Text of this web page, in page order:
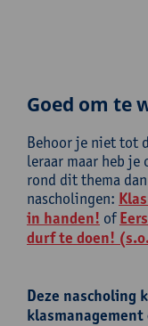
Goed om te
Behoor je niet tot
leraar maar heb je
rond dit thema
nascholingen:
in handen! of
durf te doen!
Deze nascholing